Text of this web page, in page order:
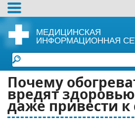
МЕДИЦИНСКАЯ
ИНФОРМАЦИОННАЯ
Почему
вредят
даже привести к